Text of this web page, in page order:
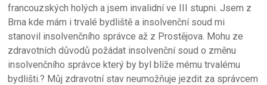
francouzských holých a jsem invalidní ve III stupni. Jsem z
Brna kde mám i trvalé bydliště a insolvenční soud mi
stanovil insolvenčního správce až z Prostějova. Mohu ze
zdravotních důvodů požádat insolvenční soud o změnu
insolvenčního správce který by byl blíže mému trvalému
bydlišti.? Můj zdravotní stav neumožňuje jezdit za správcem